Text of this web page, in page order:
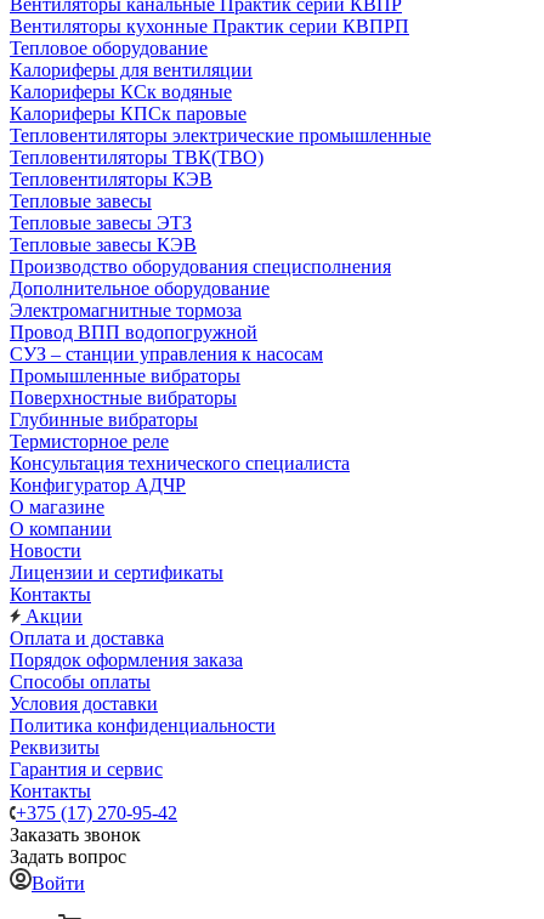
Вентиляторы канальные Практик серии КВПР
Вентиляторы кухонные Практик серии КВПРП
Тепловое оборудование
Калориферы для вентиляции
Калориферы КСк водяные
Калориферы КПСк паровые
Тепловентиляторы электрические промышленные
Тепловентиляторы ТВК(ТВО)
Тепловентиляторы КЭВ
Тепловые завесы
Тепловые завесы ЭТЗ
Тепловые завесы КЭВ
Производство оборудования специсполнения
Дополнительное оборудование
Электромагнитные тормоза
Провод ВПП водопогружной
СУЗ – станции управления к насосам
Промышленные вибраторы
Поверхностные вибраторы
Глубинные вибраторы
Термисторное реле
Консультация технического специалиста
Конфигуратор АДЧР
О магазине
О компании
Новости
Лицензии и сертификаты
Контакты
Акции
Оплата и доставка
Порядок оформления заказа
Способы оплаты
Условия доставки
Политика конфиденциальности
Реквизиты
Гарантия и сервис
Контакты
+375 (17) 270-95-42
Заказать звонок
Задать вопрос
Войти